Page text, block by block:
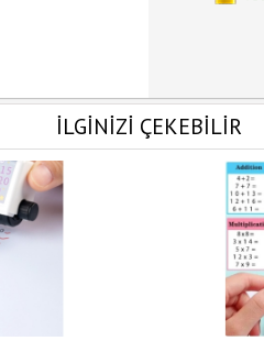
İLGİNİZİ ÇEKEBİLİR